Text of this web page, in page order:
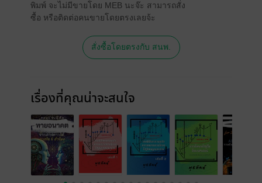
พิมพ์ จะไม่มีขายโดย MEB นะจ๊ะ สามารถสั่ง
ซื้อ หรือติดต่อคนขายโดยตรงเลยจ้ะ
สั่งซื้อโดยตรงกับ สนพ.
เรื่องที่คุณน่าจะสนใจ